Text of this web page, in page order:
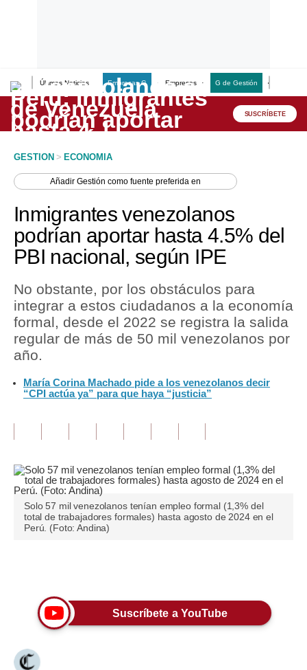
Últimas Noticias Empresas G Empresas G de Gestión
Lo último
Peru Quiosco
Economía
Mercados
Política
Tu Dinero
Finanzas Personales
Inmobiliarias
Opinión
Editorial
Pregunta de hoy
Blogs
Viajes
Estilos
SUSCRÍBETE
GESTION > ECONOMIA
AñadirGestión como fuente preferida en
Inmigrantes venezolanos
podrían aportar hasta 4.5% del
PBI nacional, según IPE
No obstante, por los obstáculos para
integrar a estos ciudadanos a la economía
formal, desde el 2022 se registra la salida
regular de más de 50 mil venezolanos por
año.
María Corina Machado pide a los venezolanos decir
“CPI actúa ya” para que haya “justicia”
Solo 57 mil venezolanos tenían empleo formal (1,3% del
total de trabajadores formales) hasta agosto de 2024 en el
Perú. (Foto: Andina)
Suscríbete a YouTube